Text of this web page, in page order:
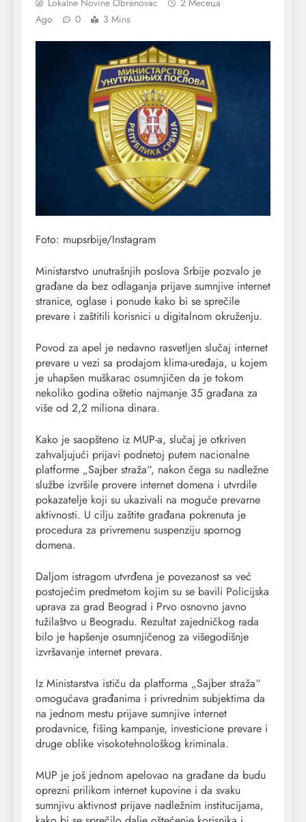
Lokalne Novine Obrenovac
2 Месеца
Ago
0 3 Mins
Foto: mupsrbije/Instagram
Ministarstvo unutrašnjih poslova Srbije pozvalo je
građane da bez odlaganja prijave sumnjive internet
stranice, oglase i ponude kako bi se sprečile
prevare i zaštitili korisnici u digitalnom okruženju.
Povod za apel je nedavno rasvetljen slučaj internet
prevare u vezi sa prodajom klima-uređaja, u kojem
je uhapšen muškarac osumnjičen da je tokom
nekoliko godina oštetio najmanje 35 građana za
više od 2,2 miliona dinara.
Kako je saopšteno iz MUP-a, slučaj je otkriven
zahvaljujući prijavi podnetoj putem nacionalne
platforme „Sajber straža“, nakon čega su nadležne
službe izvršile provere internet domena i utvrdile
pokazatelje koji su ukazivali na moguće prevarne
aktivnosti. U cilju zaštite građana pokrenuta je
procedura za privremenu suspenziju spornog
domena.
Daljom istragom utvrđena je povezanost sa već
postojećim predmetom kojim su se bavili Policijska
uprava za grad Beograd i Prvo osnovno javno
tužilaštvo u Beogradu. Rezultat zajedničkog rada
bilo je hapšenje osumnjičenog za višegodišnje
izvršavanje internet prevara.
Iz Ministarstva ističu da platforma „Sajber straža“
omogućava građanima i privrednim subjektima da
na jednom mestu prijave sumnjive internet
prodavnice, fišing kampanje, investicione prevare i
druge oblike visokotehnološkog kriminala.
MUP je još jednom apelovao na građane da budu
oprezni prilikom internet kupovine i da svaku
sumnjivu aktivnost prijave nadležnim institucijama,